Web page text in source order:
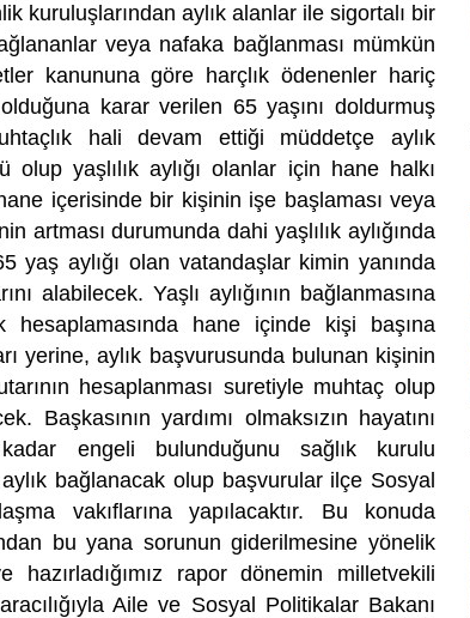
kuruluşlarından aylık alanlar ile sigortalı bir
veya nafaka bağlanması mümkün
kanununa göre harçlık ödenenler hariç
karar verilen 65 yaşını doldurmuş
hali devam ettiği müddetçe aylık
olup yaşlılık aylığı olanlar için hane halkı
içerisinde bir kişinin işe başlaması veya
artması durumunda dahi yaşlılık aylığında
yaş aylığı olan vatandaşlar kimin yanında
alabilecek. Yaşlı aylığının bağlanmasına
hesaplamasında hane içinde kişi başına
yerine, aylık başvurusunda bulunan kişinin
hesaplanması suretiyle muhtaç olup
Başkasının yardımı olmaksızın hayatını
engeli bulunduğunu sağlık kurulu
bağlanacak olup başvurular ilçe Sosyal
vakıflarına yapılacaktır. Bu konuda
bu yana sorunun giderilmesine yönelik
hazırladığımız rapor dönemin milletvekili
Aile ve Sosyal Politikalar Bakanı